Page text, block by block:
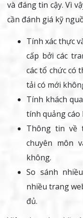
và đáng tin cậy. Vì
cần đánh giá kỹ
Tính xác thực
cấp bởi các
các tổ chức có
tải có mới
Tính khách
tính quảng cáo
Thông tin về
chuyên môn
không.
So sánh
nhiều trang
đủ.